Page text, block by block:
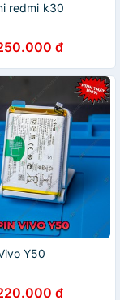
redmi k30
đ
Y50
đ